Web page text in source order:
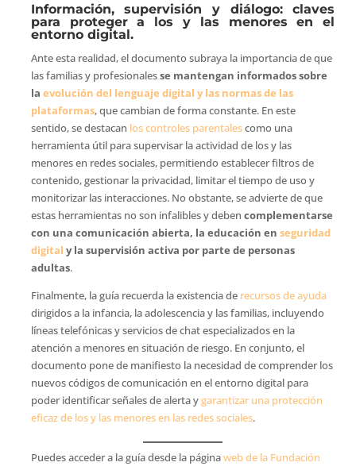
Información, supervisión y diálogo: claves
para proteger a los y las menores en el
entorno digital.
Ante esta realidad, el documento subraya la importancia de que
las familias y profesionalesse mantengan informados sobre
la evolución del lenguaje digital y las normas de las
plataformas, que cambian de forma constante. En este
sentido, se destacan los controles parentalescomo una
herramienta útil para supervisar la actividad de los y las
menores en redes sociales, permitiendo establecer filtros de
contenido, gestionar la privacidad, limitar el tiempo de uso y
monitorizar las interacciones. No obstante, se advierte de que
estas herramientas no son infalibles y deben complementarse
con una comunicación abierta, la educación en seguridad
digital y la supervisión activa por parte de personas
adultas.
Finalmente, la guía recuerda la existencia de recursos de ayuda
dirigidos a la infancia, la adolescencia y las familias, incluyendo
líneas telefónicas y servicios de chat especializados en la
atención a menores en situación de riesgo. En conjunto, el
documento pone de manifiesto la necesidad de comprender los
nuevos códigos de comunicación en el entorno digital para
poder identificar señales de alerta ygarantizar una protección
eficaz de los y las menores en las redes sociales.
Puedes acceder a la guía desde la páginaweb de la Fundación